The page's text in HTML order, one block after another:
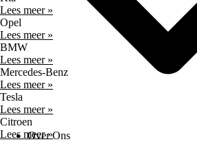
Over Ons
Lees meer »
Opel
Lees meer »
BMW
Lees meer »
Mercedes-Benz
Lees meer »
Tesla
Lees meer »
Citroen
Lees meer »